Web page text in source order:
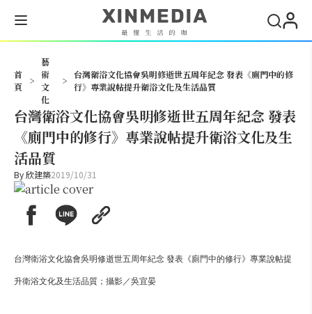
首
頁
>
藝
術
文
化
>
台灣衛浴文化協會吳明修逝世五周年紀念 發表《廁門中的修
行》專業說帖提升衛浴文化及生活品質
台灣衛浴文化協會吳明修逝世五周年紀念 發表
《廁門中的修行》專業說帖提升衛浴文化及生
活品質
By欣建築2019/10/31
台灣衛浴文化協會吳明修逝世五周年紀念 發表《廁門中的修行》專業說帖提
升衛浴文化及生活品質；攝影／吳宜晏